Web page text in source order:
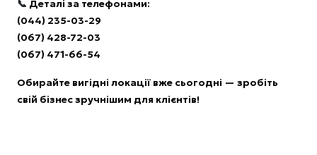
📞 Деталі за телефонами:
(044) 235-03-29
(067) 428-72-03
(067) 471-66-54
Обирайте вигідні локації вже сьогодні — зробіть
свій бізнес зручнішим для клієнтів!